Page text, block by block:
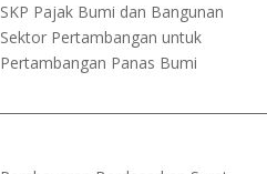
SKP Pajak Bumi dan Bangunan
Sektor Pertambangan untuk
Pertambangan Panas Bumi